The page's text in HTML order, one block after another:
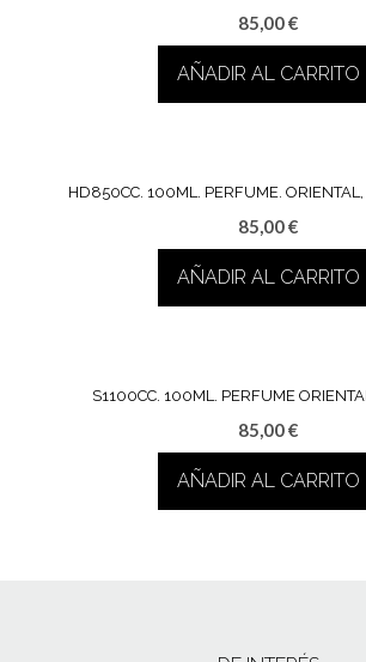
85,00€
AÑADIR AL CARRITO
HD850CC. 100ML. PERFUME.
85,00€
AÑADIR AL CARRITO
S1100CC. 100ML. PERFUME
85,00€
AÑADIR AL CARRITO